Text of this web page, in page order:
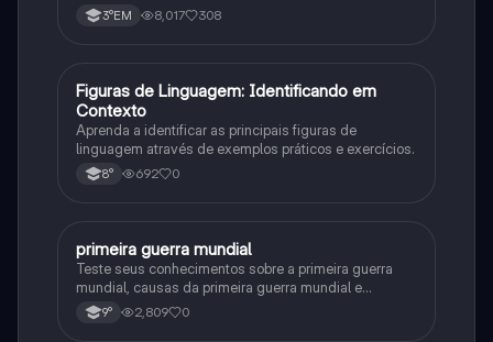
3°EM 8,017 308
FPortuguês
Figuras de Linguagem: Identificando em
Contexto
Aprenda a identificar as principais figuras de
linguagem através de exemplos práticos e exercícios.
8° 692 0
História
primeira guerra mundial
Teste seus conhecimentos sobre a primeira guerra
mundial, causas da primeira guerra mundial e
consequências da Primeira Guerra Mundial, fases da
primeira guerra mundial
9° 2,809 0